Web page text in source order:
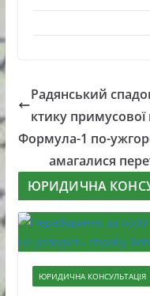
Радянський
ктику примусової
Формула-1 по-
амагалися
ЮРИДИЧНА
ЮРИДИЧНА КОНСУЛЬТАЦІЯ